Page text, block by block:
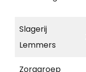
Slagerij
Lemmers
Zorggroep